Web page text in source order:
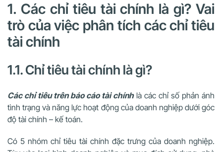
1. Các chỉ tiêu tài chính là gì? Vai
trò của việc phân tích các chỉ tiêu
tài chính
1.1. Chỉ tiêu tài chính là gì?
Các chỉ tiêu trên báo cáo tài chínhlà các chỉ số phản ánh
tình trạng và năng lực hoạt động của doanh nghiệp dưới góc
độ tài chính – kế toán.
Có 5 nhóm chỉ tiêu tài chính đặc trưng của doanh nghiệp.